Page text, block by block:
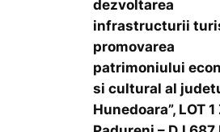
dezvoltarea
infrastructurii
promovarea
patrimoniului
si cultural al
Hunedoara”, LOT 1